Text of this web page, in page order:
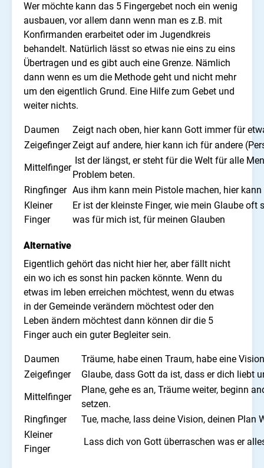
Wer möchte kann das 5 Fingergebet noch ein wenig
ausbauen, vor allem dann wenn man es z.B. mit
Konfirmanden erarbeitet oder im Jugendkreis
behandelt. Natürlich lässt so etwas nie eins zu eins
Übertragen und es gibt auch eine Grenze. Nämlich
dann wenn es um die Methode geht und nicht mehr
um den eigentlich Grund. Eine Hilfe zum Gebet und
weiter nichts.
Daumen
Zeigt nach oben, hier kann Gott immer für
ZeigefingerZeigt auf andere, hier kann ich für andere
Mittelfinger
Ist der längst, er steht für die Welt für alle
Problem beten.
Ringfinger Aus ihm kann mein Pistole machen, hier
Kleiner
Finger
Er ist der kleinste Finger, wie mein Glaube
was für mich ist, für meinen Glauben
Alternative
Eigentlich gehört das nicht hier her, aber fällt nicht
ein wo ich es sonst hin packen könnte. Wenn du
etwas im leben erreichen möchtest, wenn du etwas
in der Gemeinde verändern möchtest oder den
Leben ändern möchtest dann können dir die 5
Finger auch ein guter Begleiter sein.
Daumen
Träume, habe einen Traum, habe eine
Zeigefinger
Glaube, dass Gott da ist, dass er dich liebt
Mittelfinger
Plane, gehe es an, Träume weiter, beginn
setzen.
Ringfinger
Tue, mache, lass deine Vision, deinen Plan
Kleiner
Finger
Lass dich von Gott überraschen was er